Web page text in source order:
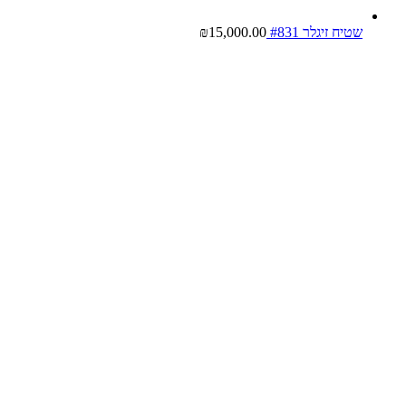
שטיח זיגלר #831 ₪15,000.00